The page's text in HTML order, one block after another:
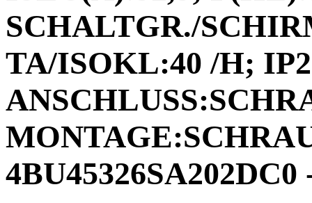
SCHALTGR./
TA/ISOKL:40 /H;